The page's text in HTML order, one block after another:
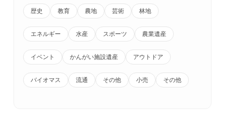
歴史 教育 農地 芸術 林地
エネルギー 水産 スポーツ 農業遺産
イベント かんがい施設遺産 アウトドア
バイオマス 流通 その他 小売 その他